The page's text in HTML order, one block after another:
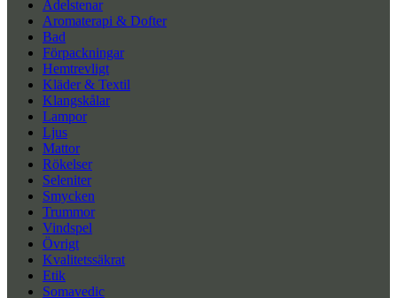
Ädelstenar
Aromaterapi & Dofter
Bad
Förpackningar
Hemtrevligt
Kläder & Textil
Klangskålar
Lampor
Ljus
Mattor
Rökelser
Seleniter
Smycken
Trummor
Vindspel
Övrigt
Kvalitetssäkrat
Etik
Somavedic